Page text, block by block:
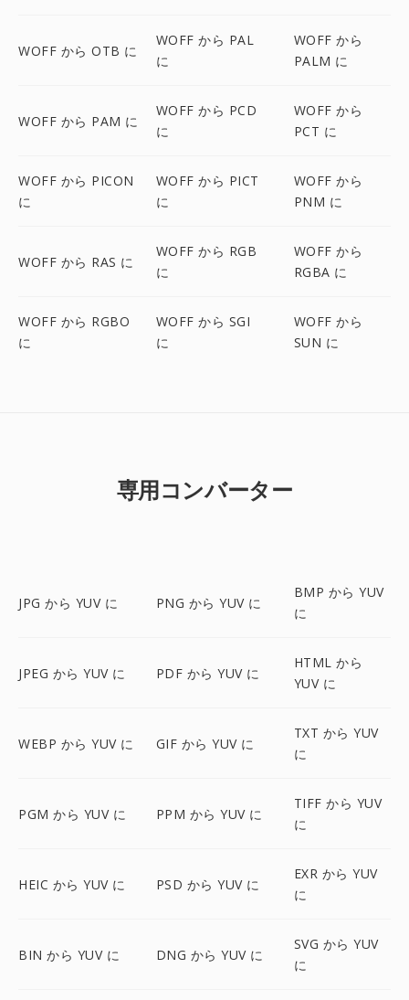
WOFF から OTB に
WOFF から PAL
に
WOFF から
PALM に
WOFF から PAM に
WOFF から PCD
に
WOFF から
PCT に
WOFF から PICON
に
WOFF から PICT
に
WOFF から
PNM に
WOFF から RAS に
WOFF から RGB
に
WOFF から
RGBA に
WOFF から RGBO
に
WOFF から SGI
に
WOFF から
SUN に
専用コンバーター
JPG から YUV に PNG から YUV に
BMP から YUV
に
JPEG から YUV に PDF から YUV に
HTML から
YUV に
WEBP から YUV に GIF から YUV に
TXT から YUV
に
PGM から YUV に PPM から YUV に
TIFF から YUV
に
HEIC から YUV に PSD から YUV に
EXR から YUV
に
BIN から YUV に DNG から YUV に
SVG から YUV
に